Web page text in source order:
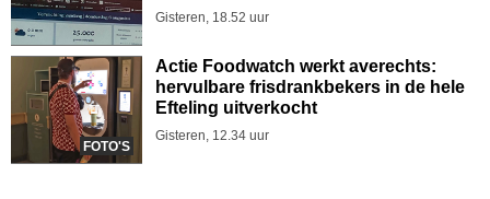
Gisteren, 18.52 uur
FOTO'S
Actie Foodwatch werkt averechts:
hervulbare frisdrankbekers in de hele
Efteling uitverkocht
Gisteren, 12.34 uur